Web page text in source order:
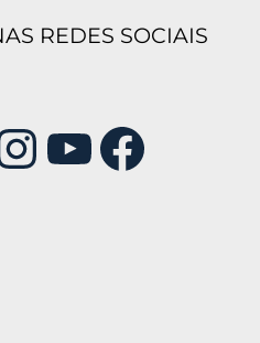
REDES SOCIAIS
Youtube Facebook